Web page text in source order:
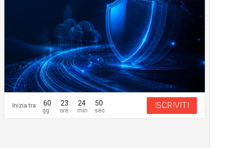
Inizia tra 60 23 24 48 ISCRIVITI